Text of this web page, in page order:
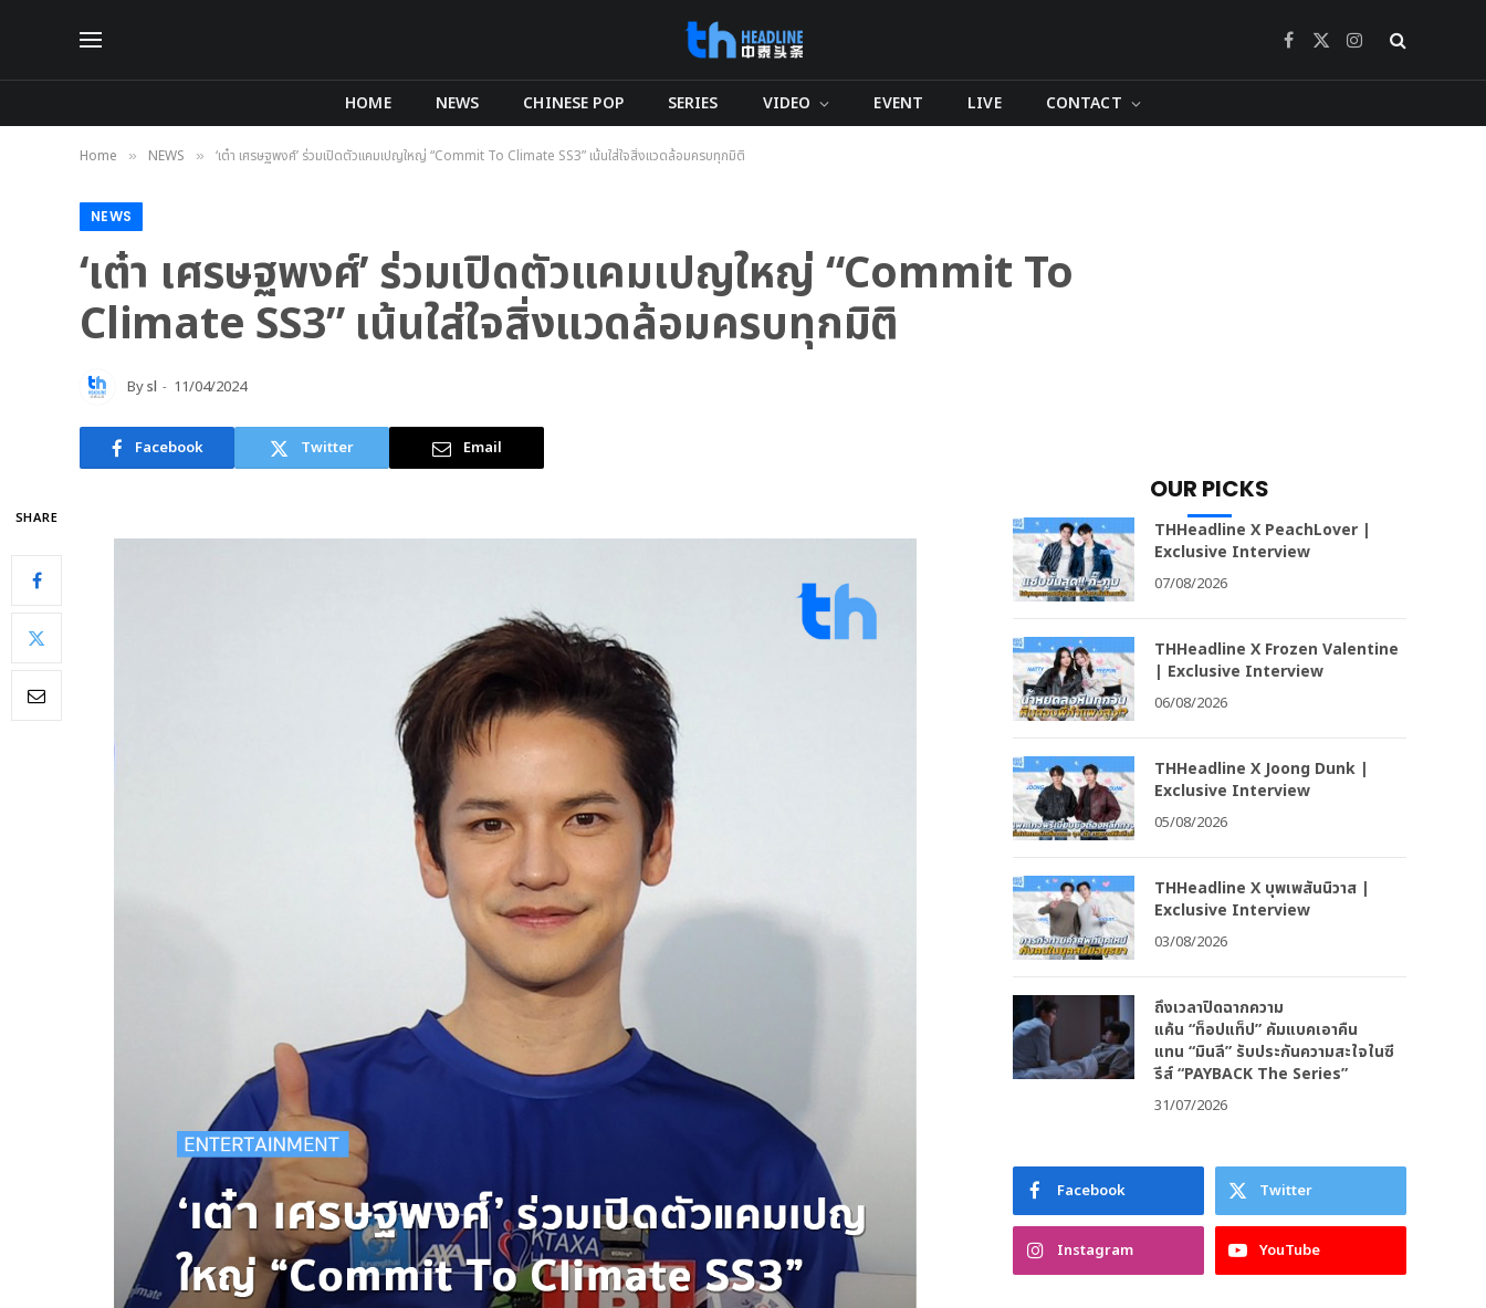
Facebook
X
Instagram
HOME NEWS CHINESE POP SERIES VIDEO EVENT LIVE CONTACT
Home » NEWS » ‘เต๋า เศรษฐพงศ์’ ร่วมเปิดตัวแคมเปญใหญ่ “Commit To Climate SS3” เน้นใส่ใจสิ่งแวดล้อมครบทุกมิติ
NEWS
‘เต๋า เศรษฐพงศ์’ ร่วมเปิดตัวแคมเปญใหญ่ “Commit To
Climate SS3” เน้นใส่ใจสิ่งแวดล้อมครบทุกมิติ
Bysl 11/04/2024
Facebook Twitter Email
SHARE
OUR PICKS
THHeadline X PeachLover |
Exclusive Interview
07/08/2026
THHeadline X Frozen Valentine
| Exclusive Interview
06/08/2026
THHeadline X Joong Dunk |
Exclusive Interview
05/08/2026
THHeadline X บุพเพสันนิวาส |
Exclusive Interview
03/08/2026
ถึงเวลาปิดฉากความ
แค้น “ท็อปแท็ป” คัมแบคเอาคืน
แทน “มินลี” รับประกันความสะใจในซี
รีส์ “PAYBACK The Series”
31/07/2026
Facebook Twitter
Instagram YouTube